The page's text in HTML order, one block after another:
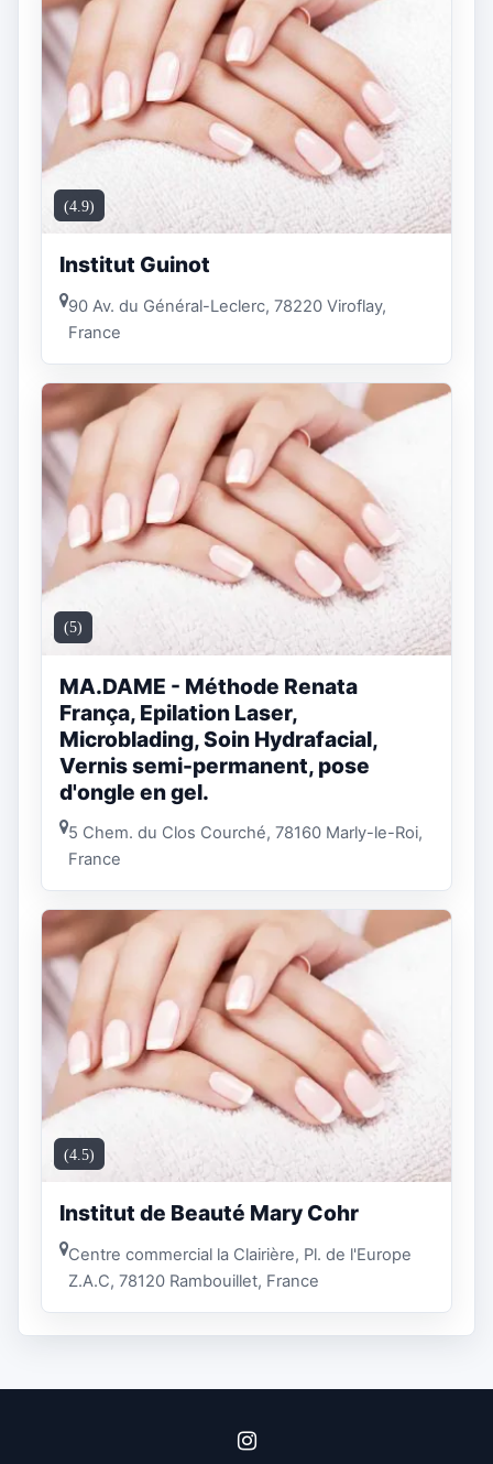
(4.9)
Institut Guinot
90 Av. du Général-Leclerc, 78220 Viroflay,
France
(5)
MA.DAME - Méthode Renata
França, Epilation Laser,
Microblading, Soin Hydrafacial,
Vernis semi-permanent, pose
d'ongle en gel.
5 Chem. du Clos Courché, 78160 Marly-le-Roi,
France
(4.5)
Institut de Beauté Mary Cohr
Centre commercial la Clairière, Pl. de l'Europe
Z.A.C, 78120 Rambouillet, France